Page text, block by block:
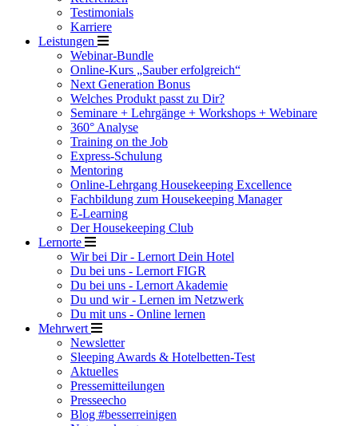
Testimonials
Karriere
Leistungen
Webinar-Bundle
Online-Kurs „Sauber erfolgreich“
Next Generation Bonus
Welches Produkt passt zu Dir?
Seminare + Lehrgänge + Workshops + Webinare
360° Analyse
Training on the Job
Express-Schulung
Mentoring
Online-Lehrgang Housekeeping Excellence
Fachbildung zum Housekeeping Manager
E-Learning
Der Housekeeping Club
Lernorte
Wir bei Dir - Lernort Dein Hotel
Du bei uns - Lernort FIGR
Du bei uns - Lernort Akademie
Du und wir - Lernen im Netzwerk
Du mit uns - Online lernen
Mehrwert
Newsletter
Sleeping Awards & Hotelbetten-Test
Aktuelles
Pressemitteilungen
Presseecho
Blog #besserreinigen